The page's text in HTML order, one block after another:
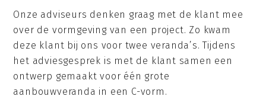
Onze adviseurs denken graag met de klant mee
over de vormgeving van een project. Zo kwam
deze klant bij ons voor twee veranda’s. Tijdens
het adviesgesprek is met de klant samen een
ontwerp gemaakt voor één grote
aanbouwveranda in een C-vorm.